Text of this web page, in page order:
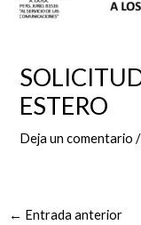
ESTERO
Deja un comentario /
← Entrada anterior